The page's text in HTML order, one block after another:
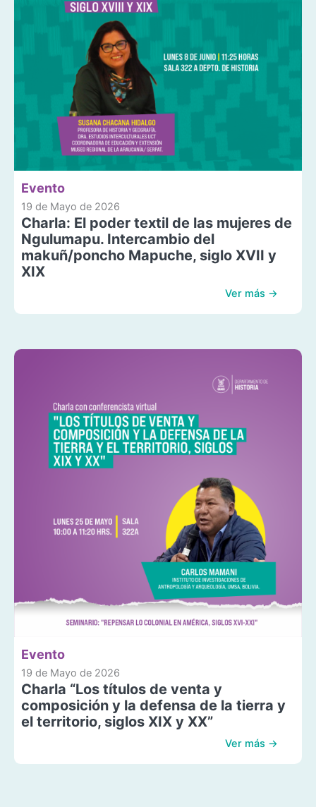
Evento
19 de Mayo de 2026
Charla: El poder textil de las mujeres de
Ngulumapu. Intercambio del
makuñ/poncho Mapuche, siglo XVII y
XIX
Ver más →
Evento
19 de Mayo de 2026
Charla “Los títulos de venta y
composición y la defensa de la tierra y
el territorio, siglos XIX y XX”
Ver más →